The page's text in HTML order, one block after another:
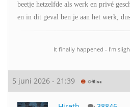
beetje hetzelfde als werk en privé
en in dit geval ben je aan het werk,
It finally happened - I'm
5 juni 2026 - 21:39